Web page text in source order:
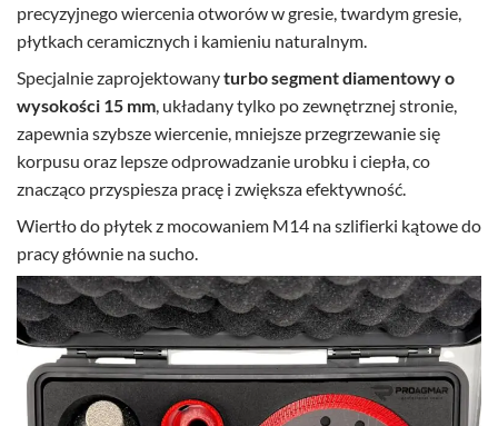
precyzyjnego wiercenia otworów w gresie, twardym gresie,
płytkach ceramicznych i kamieniu naturalnym.
Specjalnie zaprojektowanyturbo segment diamentowy o
wysokości 15 mm, układany tylko po zewnętrznej stronie,
zapewnia szybsze wiercenie, mniejsze przegrzewanie się
korpusu oraz lepsze odprowadzanie urobku i ciepła, co
znacząco przyspiesza pracę i zwiększa efektywność.
Wiertło do płytek z mocowaniem M14 na szlifierki kątowe do
pracy głównie na sucho.